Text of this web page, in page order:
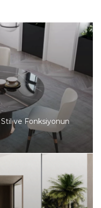
ve Fonksiyonun